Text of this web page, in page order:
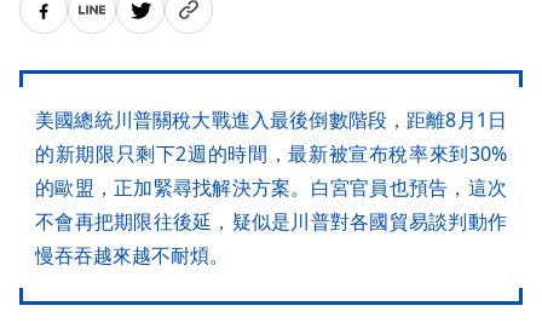
美國總統川普關稅大戰進入最後倒數階段，距離8月1日
的新期限只剩下2週的時間，最新被宣布稅率來到30%
的歐盟，正加緊尋找解決方案。白宮官員也預告，這次
不會再把期限往後延，疑似是川普對各國貿易談判動作
慢吞吞越來越不耐煩。